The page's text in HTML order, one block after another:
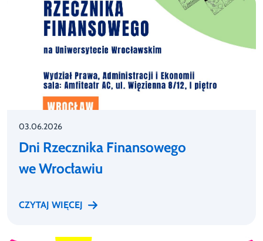
03.06.2026
Dni Rzecznika Finansowego
we Wrocławiu
CZYTAJ WIĘCEJ